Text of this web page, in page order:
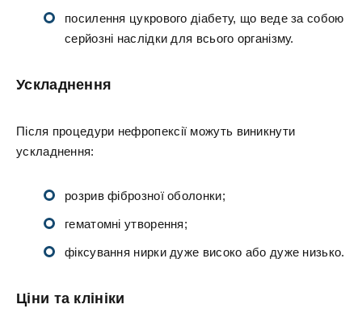
посилення цукрового діабету, що веде за собою
серйозні наслідки для всього організму.
Ускладнення
Після процедури нефропексії можуть виникнути
ускладнення:
розрив фіброзної оболонки;
гематомні утворення;
фіксування нирки дуже високо або дуже низько.
Ціни та клініки